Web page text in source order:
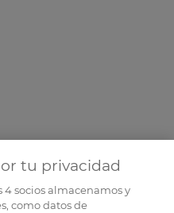
tu privacidad
4socios almacenamos y
como datos de